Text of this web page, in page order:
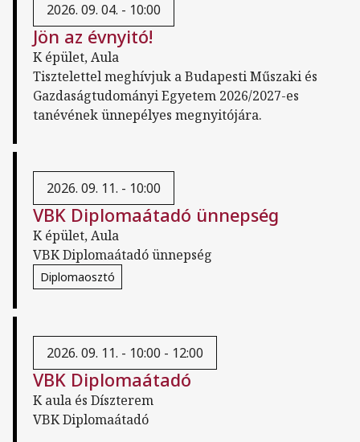
2026. 09. 04. - 10:00
Jön az évnyitó!
K épület, Aula
Tisztelettel meghívjuk a Budapesti Műszaki és
Gazdaságtudományi Egyetem 2026/2027-es
tanévének ünnepélyes megnyitójára.
2026. 09. 11. - 10:00
VBK Diplomaátadó ünnepség
K épület, Aula
VBK Diplomaátadó ünnepség
Diplomaosztó
2026. 09. 11. - 10:00 - 12:00
VBK Diplomaátadó
K aula és Díszterem
VBK Diplomaátadó